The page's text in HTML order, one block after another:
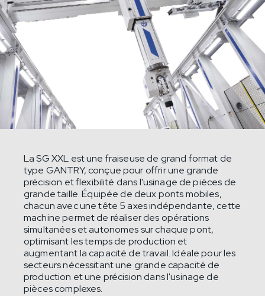
La SG XXL est une fraiseuse de grand format de
type GANTRY, conçue pour offrir une grande
précision et flexibilité dans l'usinage de pièces de
grande taille. Équipée de deux ponts mobiles,
chacun avec une tête 5 axes indépendante, cette
machine permet de réaliser des opérations
simultanées et autonomes sur chaque pont,
optimisant les temps de production et
augmentant la capacité de travail. Idéale pour les
secteurs nécessitant une grande capacité de
production et une précision dans l'usinage de
pièces complexes.